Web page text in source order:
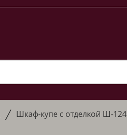
/ Шкаф-купе с отделкой Ш-124